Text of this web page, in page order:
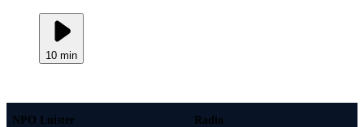
10 min
NPO Luister Radio